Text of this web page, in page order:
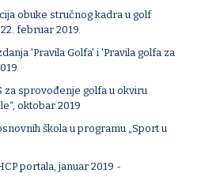
obuke stručnog kadra u golf
februar 2019.
'Pravila Golfa' i 'Pravila golfa za
za sprovođenje golfa u okviru
oktobar 2019
škola u programu „Sport u
portala, januar 2019 -